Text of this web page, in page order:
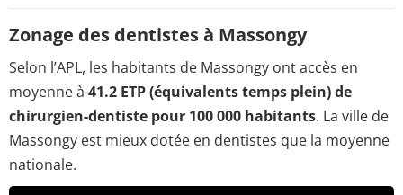
Zonage des dentistes à Massongy
Selon l’APL, les habitants de Massongy ont accès en
moyenne à 41.2 ETP (équivalents temps plein) de
chirurgien-dentiste pour 100 000 habitants. La ville de
Massongy est mieux dotée en dentistes que la moyenne
nationale.